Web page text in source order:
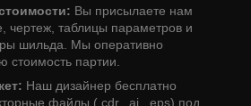
Вы присылаете нам
чертеж, таблицы параметров и
шильда. Мы оперативно
стоимость партии.
Наш дизайнер бесплатно
файлы (.cdr, .ai, .eps) под